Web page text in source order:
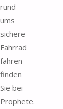
rund
ums
sichere
Fahrrad
fahren
finden
Sie bei
Prophete.